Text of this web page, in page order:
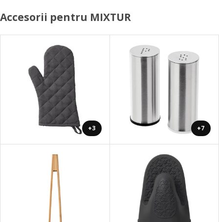
Accesorii pentru MIXTUR
+3 +7